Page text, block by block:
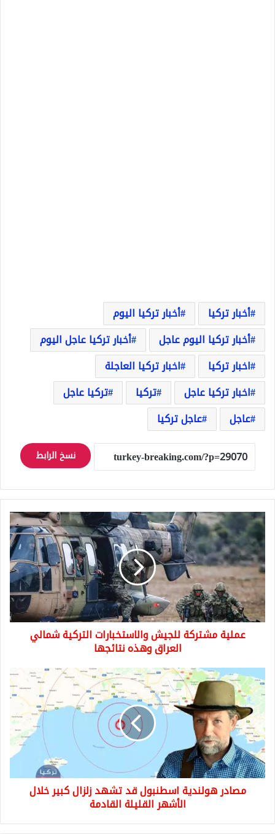
أخبار تركيا
أخبار تركيا اليوم
أخبار تركيا اليوم عاجل
أخبار تركيا عاجل اليوم
اخبار تركيا
اخبار تركيا العاجلة
اخبار تركيا عاجل
تركيا
تركيا عاجل
عاجل
عاجل تركيا
نسخ الرابط
عملية
مشتركة
للجيش
والاستخبارات
التركية
شمالي
العراق
وهذه
نتائجها
عملية مشتركة للجيش والاستخبارات التركية شمالي
العراق وهذه نتائجها
مصادر
هولندية
اسطنبول
قد
تشهد
زلزال
كبير
خلال
الأشهر
القليلةمصادر هولندية اسطنبول قد تشهد زلزال كبير خلال
الأشهر القليلة القادمة